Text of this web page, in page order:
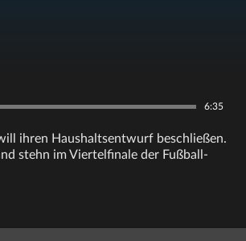
6:35
ihren Haushaltsentwurf beschließen.
stehn im Viertelfinale der Fußball-